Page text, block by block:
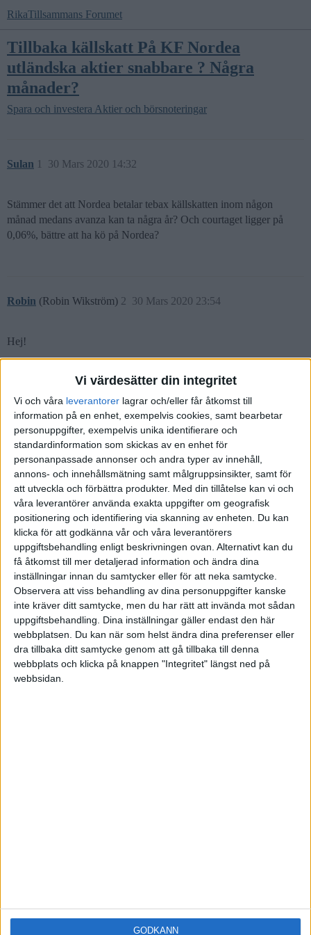
Vi värdesätter din integritet
Vi och våra leverantorer lagrar och/eller får åtkomst till
information på en enhet, exempelvis cookies, samt bearbetar
personuppgifter, exempelvis unika identifierare och
standardinformation som skickas av en enhet för
personanpassade annonser och andra typer av innehåll,
annons- och innehållsmätning samt målgruppsinsikter, samt för
att utveckla och förbättra produkter. Med din tillåtelse kan vi och
våra leverantörer använda exakta uppgifter om geografisk
positionering och identifiering via skanning av enheten. Du kan
klicka för att godkänna vår och våra leverantörers
uppgiftsbehandling enligt beskrivningen ovan. Alternativt kan du
få åtkomst till mer detaljerad information och ändra dina
inställningar innan du samtycker eller för att neka samtycke.
Observera att viss behandling av dina personuppgifter kanske
inte kräver ditt samtycke, men du har rätt att invända mot sådan
uppgiftsbehandling. Dina inställningar gäller endast den här
webbplatsen. Du kan när som helst ändra dina preferenser eller
dra tillbaka ditt samtycke genom att gå tillbaka till denna
webbplats och klicka på knappen "Integritet" längst ned på
webbsidan.
GODKÄNN
RikaTillsammans Forumet
Tillbaka källskatt På KF Nordea
utländska aktier snabbare ? Några
månader?
Spara och investera Aktier och börsnoteringar
Sulan 30 Mars 2020 14:32
1
Stämmer det att Nordea betalar tebax källskatten inom någon
månad medans avanza kan ta några år? Och courtaget ligger på
0,06%, bättre att ha kö på Nordea?
Robin (Robin Wikström) 30 Mars 2020 23:54
2
Hej!
när sig åt om dom hinner få tillbaka den så fort från dom andra
staterna eller om dom själva ligger ute med dom pengarna
tillsvidare.
Men ja, dom verkar va mycket snabbare än Avanza med att betala
ut källskatten.
Nordea är faktiskt väldigt förmånligt i courtage också, men sedan
kommer man till utseende på hemsidan/appen och hur lättillgängligt
allt är, då vinner Avanza i hästlängder är min åsikt!
Liknande ämnen du kan gilla
Ämne Svar Aktivitet
Nordnet - Snabbare men lägre
återbetalning på exempelvis KF
Spara och investera
6
17
November
2022
Äga norska aktier ISK kontra
kupongskatt
3